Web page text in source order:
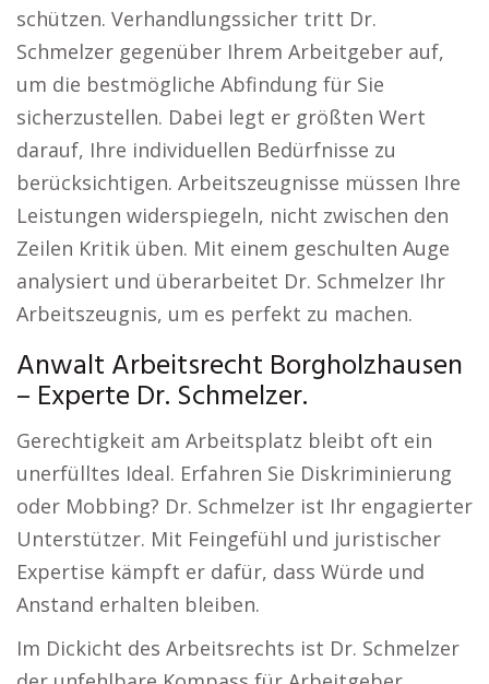
schützen. Verhandlungssicher tritt Dr.
Schmelzer gegenüber Ihrem Arbeitgeber auf,
um die bestmögliche Abfindung für Sie
sicherzustellen. Dabei legt er größten Wert
darauf, Ihre individuellen Bedürfnisse zu
berücksichtigen. Arbeitszeugnisse müssen Ihre
Leistungen widerspiegeln, nicht zwischen den
Zeilen Kritik üben. Mit einem geschulten Auge
analysiert und überarbeitet Dr. Schmelzer Ihr
Arbeitszeugnis, um es perfekt zu machen.
Anwalt Arbeitsrecht Borgholzhausen
– Experte Dr. Schmelzer.
Gerechtigkeit am Arbeitsplatz bleibt oft ein
unerfülltes Ideal. Erfahren Sie Diskriminierung
oder Mobbing? Dr. Schmelzer ist Ihr engagierter
Unterstützer. Mit Feingefühl und juristischer
Expertise kämpft er dafür, dass Würde und
Anstand erhalten bleiben.
Im Dickicht des Arbeitsrechts ist Dr. Schmelzer